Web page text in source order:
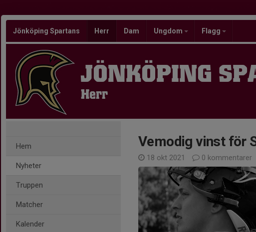
Jönköping Spartans Herr Dam Ungdom Flagg
JÖNKÖPING
Herr
Hem
Nyheter
Truppen
Matcher
Kalender
Vemodig vinst för
18 okt 2021 0 kommentarer